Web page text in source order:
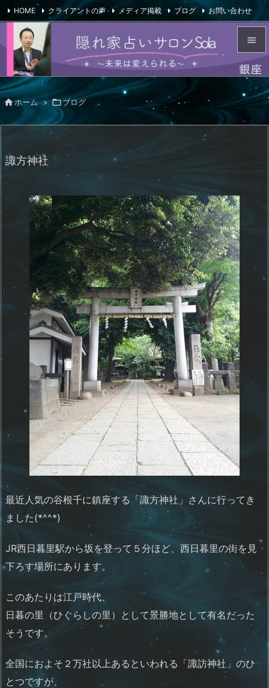


メニュ

サイド

HOME クライアントの声 メディア掲載 ブログ お問い合わせ
会社概要
ホーム > ブログ
諏方神社
最近人気の谷根千に鎮座する「諏方神社」さんに行ってき
ました(*^^*)
JR西日暮里駅から坂を登って５分ほど、西日暮里の街を見
下ろす場所にあります。
このあたりは江戸時代、
日暮の里（ひぐらしの里）として景勝地として有名だった
そうです。
全国におよそ２万社以上あるといわれる「諏訪神社」のひ
とつですが、